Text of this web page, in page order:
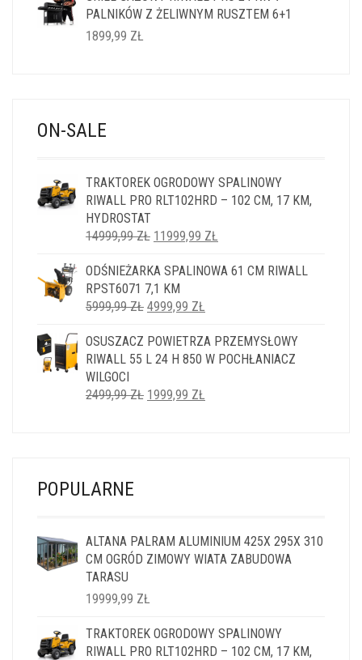
PALNIKÓW Z ŻELIWNYM RUSZTEM 6+1
1899,99 ZŁ
ON-SALE
TRAKTOREK OGRODOWY SPALINOWY
RIWALL PRO RLT102HRD – 102 CM, 17 KM,
HYDROSTAT
14999,99ZŁ PIERWOTNA
WYNOSIŁA:
14999,99 ZŁ.
11999,99 ZŁ
WYNOSI:
ODŚNIEŻARKA SPALINOWA 61 CM RIWALL
RPST6071 7,1 KM
5999,99ZŁ PIERWOTNA
WYNOSIŁA:
5999,99 ZŁ.
4999,99 ZŁ
WYNOSI:
4999,99 ZŁ.
OSUSZACZ POWIETRZA PRZEMYSŁOWY
RIWALL 55 L 24 H 850 W POCHŁANIACZ
WILGOCI
2499,99ZŁ PIERWOTNA
1999,99 ZŁ
POPULARNE
ALTANA PALRAM ALUMINIUM 425X 295X 310
CM OGRÓD ZIMOWY WIATA ZABUDOWA
TARASU
19999,99 ZŁ
TRAKTOREK OGRODOWY SPALINOWY
RIWALL PRO RLT102HRD – 102 CM, 17 KM,